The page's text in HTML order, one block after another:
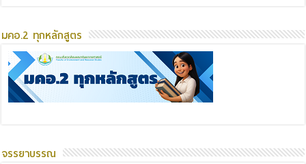
มคอ.2 ทุกหลักสูตร
จรรยาบรรณ